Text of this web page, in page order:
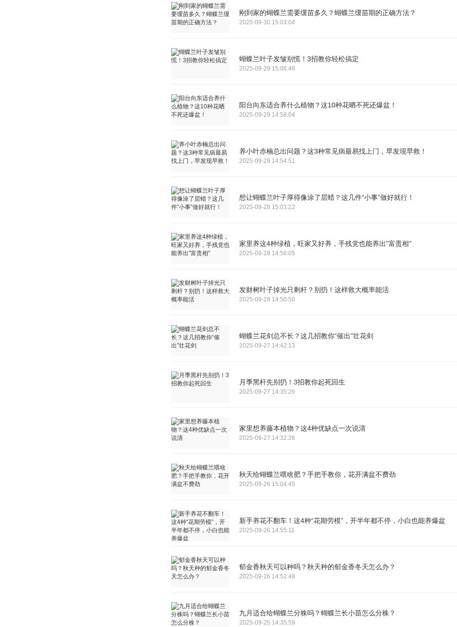
刚到家的蝴蝶兰需要缓苗多久？蝴蝶兰缓苗期的正确方法？
2025-09-30 15:03:04
蝴蝶兰叶子发皱别慌！3招教你轻松搞定
2025-09-29 15:06:46
阳台向东适合养什么植物？这10种花晒不死还爆盆！
2025-09-29 14:58:04
养小叶赤楠总出问题？这3种常见病最易找上门，早发现早救！
2025-09-29 14:54:51
想让蝴蝶兰叶子厚得像涂了层蜡？这几件“小事”做好就行！
2025-09-28 15:03:22
家里养这4种绿植，旺家又好养，手残党也能养出"富贵相"
2025-09-28 14:56:05
发财树叶子掉光只剩杆？别扔！这样救大概率能活
2025-09-28 14:50:50
蝴蝶兰花剑总不长？这几招教你“催出”壮花剑
2025-09-27 14:42:13
月季黑杆先别扔！3招教你起死回生
2025-09-27 14:35:26
家里想养藤本植物？这4种优缺点一次说清
2025-09-27 14:32:26
秋天给蝴蝶兰喂啥肥？手把手教你，花开满盆不费劲
2025-09-26 15:04:45
新手养花不翻车！这4种“花期劳模”，开半年都不停，小白也能养爆盆
2025-09-26 14:55:11
郁金香秋天可以种吗？秋天种的郁金香冬天怎么办？
2025-09-26 14:52:48
九月适合给蝴蝶兰分株吗？蝴蝶兰长小苗怎么分株？
2025-09-25 14:35:59